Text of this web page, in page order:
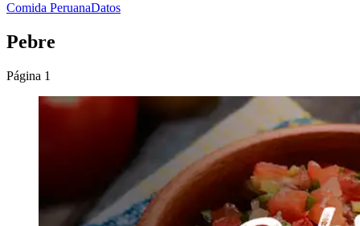
Comida PeruanaDatos
Pebre
Página 1